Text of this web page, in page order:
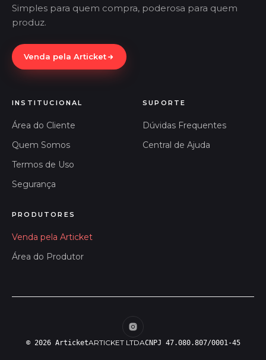
Simples para quem compra, poderosa para quem
produz.
Venda pela Articket
INSTITUCIONAL
Área do Cliente
Quem Somos
Termos de Uso
Segurança
SUPORTE
Dúvidas Frequentes
Central de Ajuda
PRODUTORES
Venda pela Articket
Área do Produtor
© 2026 ArticketARTICKET LTDACNPJ 47.080.807/0001-45